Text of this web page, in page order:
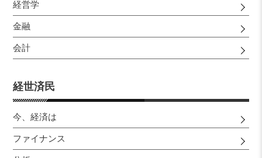
経営学
金融
会計
経世済民
今、経済は
ファイナンス